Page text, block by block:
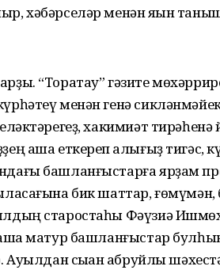
хәбәрселәр менән яҡын
“Торатау” гәзите
менән генә
хакимиәт
аша еткереп ҡалығыҙ тигәс,
башланғыстарға ярҙам
бик шаттар,
старостаһы Фәүзиә
матур башланғыстар
Ауылдан сыҡҡан абруйлы